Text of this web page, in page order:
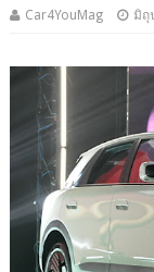
Car4YouMag มิถุ